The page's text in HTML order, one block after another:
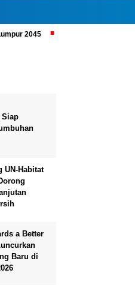
2045
Siap
UN-Habitat
a Better
Baru di